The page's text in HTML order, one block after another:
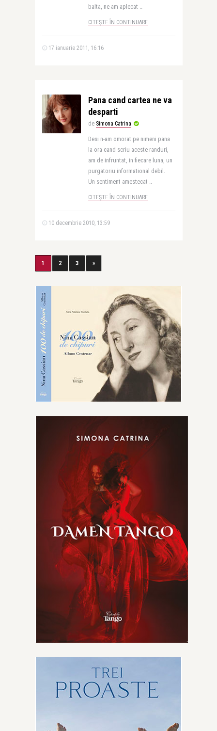
balta, ne-am aplecat ..
CITEȘTE ÎN CONTINUARE
17 ianuarie 2011, 16:16
Pana cand cartea ne va
desparti
de Simona Catrina
Desi n-am omorat pe nimeni pana
la ora cand scriu aceste randuri,
am de infruntat, in fiecare luna, un
purgatoriu informational debil.
Un sentiment amestecat ..
CITEȘTE ÎN CONTINUARE
10 decembrie 2010, 13:59
1 2 3 »